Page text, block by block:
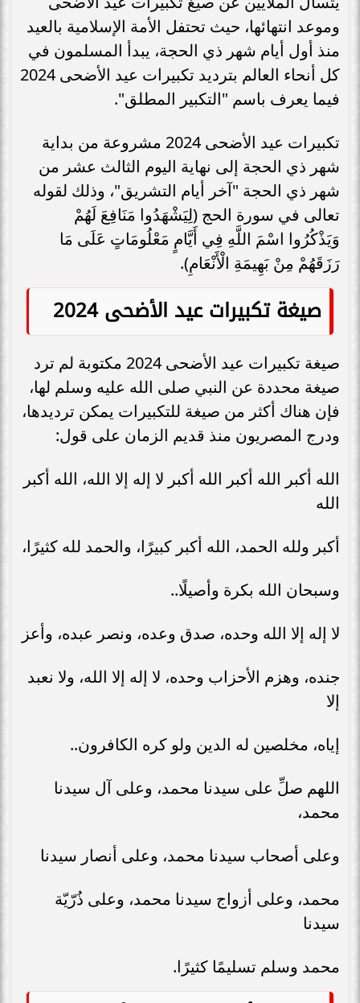
وموعد انتهائها، حيث تحتفل الأمة الإسلامية بالعيد
منذ أول أيام شهر ذي الحجة، يبدأ المسلمون في
كل أنحاء العالم بترديد تكبيرات عيد الأضحى 2024
فيما يعرف باسم "التكبير المطلق".
تكبيرات عيد الأضحى 2024 مشروعة من بداية
شهر ذي الحجة إلى نهاية اليوم الثالث عشر من
شهر ذي الحجة "آخر أيام التشريق"، وذلك لقوله
تعالى في سورة الحج (لِيَشْهَدُوا مَنَافِعَ لَهُمْ
وَيَذْكُرُوا اسْمَ اللَّهِ فِي أَيَّامٍ مَعْلُومَاتٍ عَلَى مَا
رَزَقَهُمْ مِنْ بَهِيمَةِ الْأَنْعَامِ).
صيغة تكبيرات عيد الأضحى 2024
صيغة تكبيرات عيد الأضحى 2024 مكتوبة لم ترد
صيغة محددة عن النبي صلى الله عليه وسلم لها،
فإن هناك أكثر من صيغة للتكبيرات يمكن ترديدها،
ودرج المصريون منذ قديم الزمان على قول:
الله أكبر الله أكبر الله أكبر لا إله إلا الله، الله أكبر
الله
أكبر ولله الحمد، الله أكبر كبيرًا، والحمد لله كثيرًا،
وسبحان الله بكرة وأصيلًا..
لا إله إلا الله وحده، صدق وعده، ونصر عبده، وأعز
جنده، وهزم الأحزاب وحده، لا إله إلا الله، ولا نعبد
إلا
إياه، مخلصين له الدين ولو كره الكافرون..
اللهم صلِّ على سيدنا محمد، وعلى آل سيدنا
محمد،
وعلى أصحاب سيدنا محمد، وعلى أنصار سيدنا
محمد، وعلى أزواج سيدنا محمد، وعلى ذُرّيّة
سيدنا
محمد وسلم تسليمًا كثيرًا.